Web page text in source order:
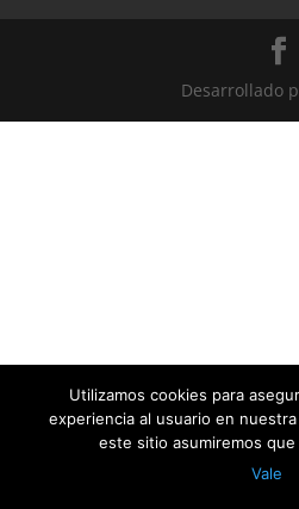
Desarrollado
Utilizamos cookies para
experiencia al usuario en
este sitio asumiremos
Vale